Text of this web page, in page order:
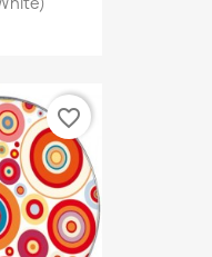
favorite_border